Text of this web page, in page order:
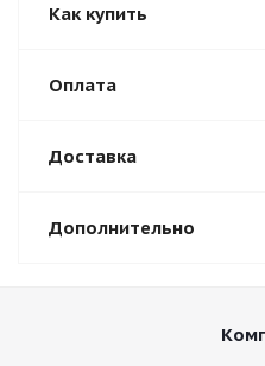
Как купить
Оплата
Доставка
Дополнительно